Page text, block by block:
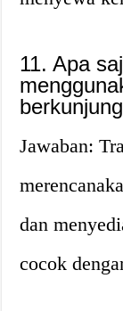
11. Apa
Jawaban:
dan
cocok